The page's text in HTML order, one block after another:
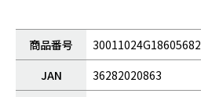
商品番号
30011024G18605682
JAN
36282020863